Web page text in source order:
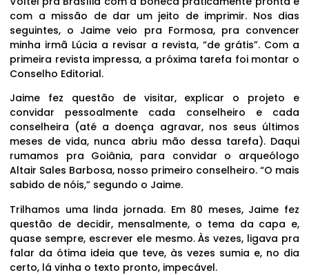
com a missão de dar um jeito de imprimir. Nos dias
seguintes, o Jaime veio pra Formosa, pra convencer
minha irmã Lúcia a revisar a revista, “de grátis”. Com a
primeira revista impressa, a próxima tarefa foi montar o
Conselho Editorial.
Jaime fez questão de visitar, explicar o projeto e
convidar pessoalmente cada conselheiro e cada
conselheira (até a doença agravar, nos seus últimos
meses de vida, nunca abriu mão dessa tarefa). Daqui
rumamos pra Goiânia, para convidar o arqueólogo
Altair Sales Barbosa, nosso primeiro conselheiro. “O mais
sabido de nóis,” segundo o Jaime.
Trilhamos uma linda jornada. Em 80 meses, Jaime fez
questão de decidir, mensalmente, o tema da capa e,
quase sempre, escrever ele mesmo. Às vezes, ligava pra
falar da ótima ideia que teve, às vezes sumia e, no dia
certo, lá vinha o texto pronto, impecável.